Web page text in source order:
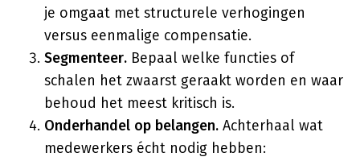
je omgaat met structurele verhogingen
versus eenmalige compensatie.
Segmenteer. Bepaal welke functies of
schalen het zwaarst geraakt worden en waar
behoud het meest kritisch is.
Onderhandel op belangen. Achterhaal wat
medewerkers écht nodig hebben: